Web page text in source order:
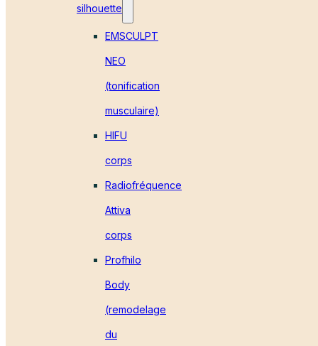
silhouette
EMSCULPT
NEO
(tonification
musculaire)
HIFU
corps
Radiofréquence
Attiva
corps
Profhilo
Body
(remodelage
du